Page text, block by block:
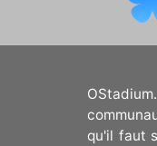
qu'il faut